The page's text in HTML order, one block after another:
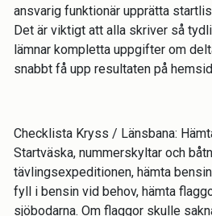
ansvarig funktionär upprätta
Det är viktigt att alla skriver så
lämnar kompletta uppgifter om
snabbt få upp resultaten på
Checklista Kryss / Länsbana:
Startväska, nummerskyltar och
tävlingsexpeditionen, hämta
fyll i bensin vid behov, hämta
sjöbodarna. Om flaggor skulle